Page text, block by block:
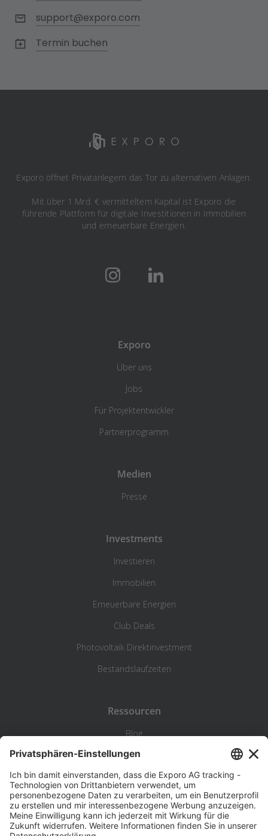
support@exporo.com
Termin buchen
Exporo öffnet Privatanlegern das Tor zu alternativen Anlagen.
Mit über 1 Mrd. € vermitteltem Kapital ist Exporo die
führende Plattform für digitale Investitionen in Immobilien
und erneuerbare Energien.
Exporo
Über uns
Jobs
Für Projektentwickler
Partnerprogramm
Medien
Presse
Investments
Investieren
Immobilien
Erneuerbare Energien
Club Deals
Photovoltaik Direktinvestment
Bestandslaufzeiten
Ressourcen
Blog
Statistik
Wiki
Standortanalyse
Hilfe & Kontakt